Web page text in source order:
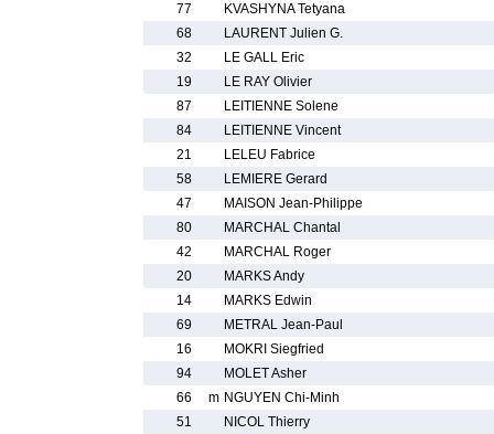
77
KVASHYNA Tetyana
68
LAURENT Julien G.
32
LE GALL Eric
19
LE RAY Olivier
87
LEITIENNE Solene
84
LEITIENNE Vincent
21
LELEU Fabrice
58
LEMIERE Gerard
47
MAISON Jean-Philippe
80
MARCHAL Chantal
42
MARCHAL Roger
20
MARKS Andy
14
MARKS Edwin
69
METRAL Jean-Paul
16
MOKRI Siegfried
94
MOLET Asher
66
m NGUYEN Chi-Minh
51
NICOL Thierry